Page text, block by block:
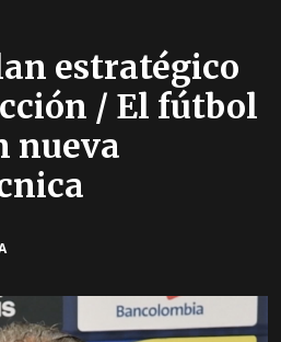
estratégico
/ El fútbol
nueva